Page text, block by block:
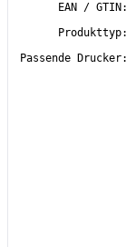
EAN / GTIN:
Produkttyp:
Passende Drucker: